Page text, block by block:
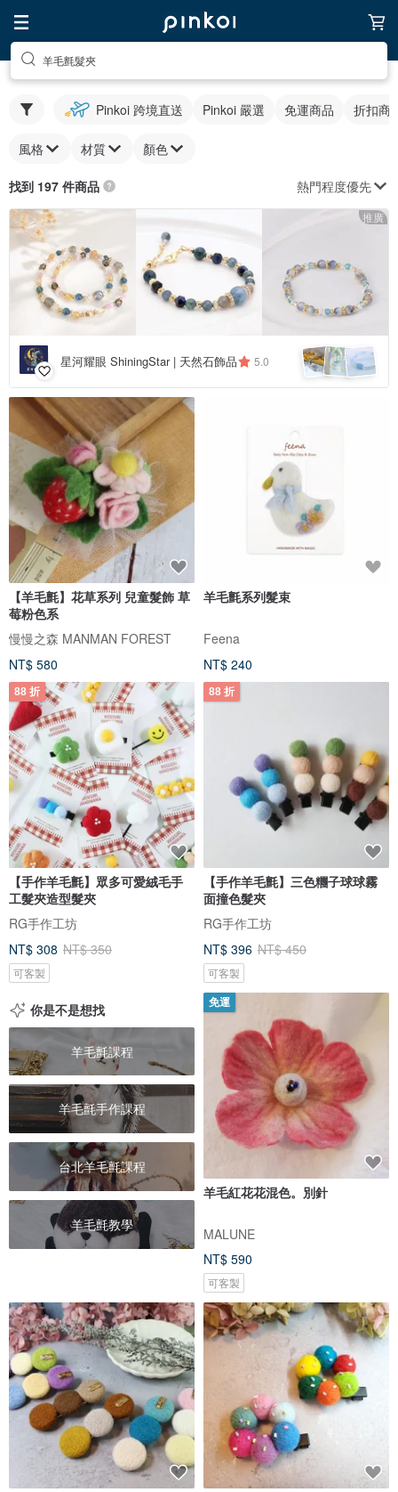
羊毛氈髮夾
Pinkoi 跨境直送 Pinkoi 嚴選 免運商品 折扣商
風格 材質 顏色
找到 197 件商品 熱門程度優先
推廣
星河耀眼 ShiningStar | 天然石飾品 5.0
【羊毛氈】花草系列 兒童髮飾 草
莓粉色系
慢慢之森 MANMAN FOREST
NT$ 580
羊毛氈系列髮束
Feena
NT$ 240
88 折
【手作羊毛氈】眾多可愛絨毛手
工髮夾造型髮夾
RG手作工坊
NT$ 308 NT$ 350
可客製
88 折
【手作羊毛氈】三色糰子球球霧
面撞色髮夾
RG手作工坊
NT$ 396 NT$ 450
可客製
你是不是想找
羊毛氈課程
羊毛氈手作課程
台北羊毛氈課程
羊毛氈教學
免運
羊毛紅花花混色。別針
MALUNE
NT$ 590
可客製